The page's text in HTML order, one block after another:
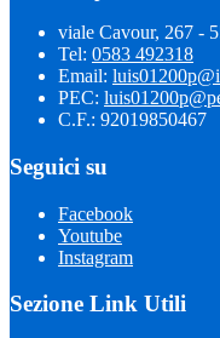
viale Cavour, 267 -
Tel: 0583 492318
Email:
PEC:
C.F.: 92019850467
Seguici su
Facebook
Youtube
Instagram
Sezione Link Utili